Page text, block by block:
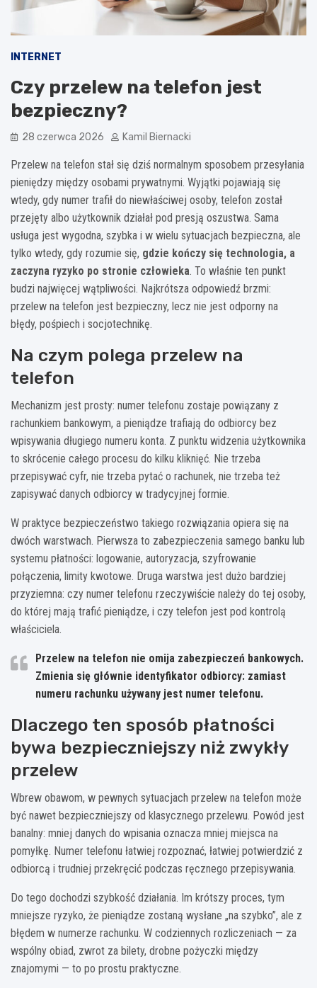
INTERNET
Czy przelew na telefon jest
bezpieczny?
28 czerwca 2026 Kamil Biernacki
Przelew na telefon stał się dziś normalnym sposobem przesyłania
pieniędzy między osobami prywatnymi. Wyjątki pojawiają się
wtedy, gdy numer trafił do niewłaściwej osoby, telefon został
przejęty albo użytkownik działał pod presją oszustwa. Sama
usługa jest wygodna, szybka i w wielu sytuacjach bezpieczna, ale
tylko wtedy, gdy rozumie się, gdzie kończy się technologia, a
zaczyna ryzyko po stronie człowieka. To właśnie ten punkt
budzi najwięcej wątpliwości. Najkrótsza odpowiedź brzmi:
przelew na telefon jest bezpieczny, lecz nie jest odporny na
błędy, pośpiech i socjotechnikę.
Na czym polega przelew na
telefon
Mechanizm jest prosty: numer telefonu zostaje powiązany z
rachunkiem bankowym, a pieniądze trafiają do odbiorcy bez
wpisywania długiego numeru konta. Z punktu widzenia użytkownika
to skrócenie całego procesu do kilku kliknięć. Nie trzeba
przepisywać cyfr, nie trzeba pytać o rachunek, nie trzeba też
zapisywać danych odbiorcy w tradycyjnej formie.
W praktyce bezpieczeństwo takiego rozwiązania opiera się na
dwóch warstwach. Pierwsza to zabezpieczenia samego banku lub
systemu płatności: logowanie, autoryzacja, szyfrowanie
połączenia, limity kwotowe. Druga warstwa jest dużo bardziej
przyziemna: czy numer telefonu rzeczywiście należy do tej osoby,
do której mają trafić pieniądze, i czy telefon jest pod kontrolą
właściciela.
Przelew na telefon nie omija zabezpieczeń bankowych.
Zmienia się głównie identyfikator odbiorcy: zamiast
numeru rachunku używany jest numer telefonu.
Dlaczego ten sposób płatności
bywa bezpieczniejszy niż zwykły
przelew
Wbrew obawom, w pewnych sytuacjach przelew na telefon może
być nawet bezpieczniejszy od klasycznego przelewu. Powód jest
banalny: mniej danych do wpisania oznacza mniej miejsca na
pomyłkę. Numer telefonu łatwiej rozpoznać, łatwiej potwierdzić z
odbiorcą i trudniej przekręcić podczas ręcznego przepisywania.
Do tego dochodzi szybkość działania. Im krótszy proces, tym
mniejsze ryzyko, że pieniądze zostaną wysłane „na szybko”, ale z
błędem w numerze rachunku. W codziennych rozliczeniach — za
wspólny obiad, zwrot za bilety, drobne pożyczki między
znajomymi — to po prostu praktyczne.